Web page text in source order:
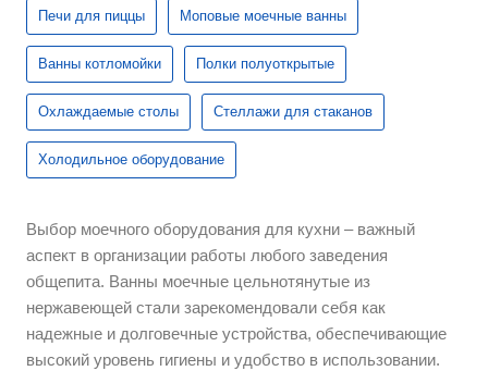
Печи для пиццы Моповые моечные ванны
Ванны котломойки Полки полуоткрытые
Охлаждаемые столы Стеллажи для стаканов
Холодильное оборудование
Выбор моечного оборудования для кухни – важный
аспект в организации работы любого заведения
общепита. Ванны моечные цельнотянутые из
нержавеющей стали зарекомендовали себя как
надежные и долговечные устройства, обеспечивающие
высокий уровень гигиены и удобство в использовании.